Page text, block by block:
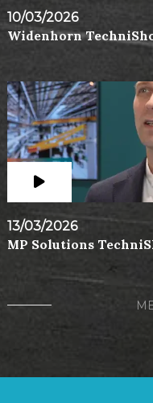
10/03/2026
Widenhorn
13/03/2026
MP Solutions